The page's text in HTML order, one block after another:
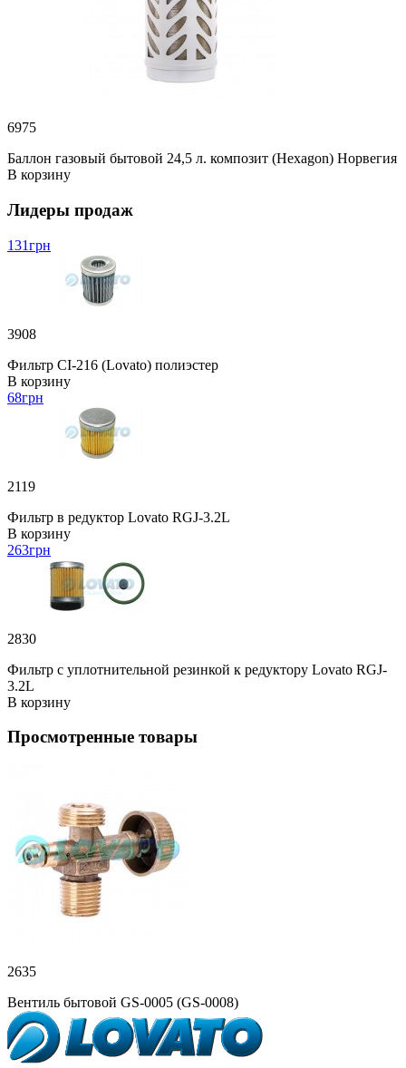
6975
Баллон газовый бытовой 24,5 л. композит (Hexagon) Норвегия
В корзину
Лидеры продаж
131грн
3908
Фильтр CI-216 (Lovato) полиэстер
В корзину
68грн
2119
Фильтр в редуктор Lovato RGJ-3.2L
В корзину
263грн
2830
Фильтр с уплотнительной резинкой к редуктору Lovato RGJ-
3.2L
В корзину
Просмотренные товары
2635
Вентиль бытовой GS-0005 (GS-0008)